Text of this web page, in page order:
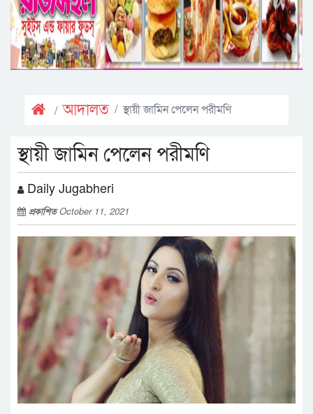
আদালত স্থায়ী জামিন পেলেন পরীমণি
স্থায়ী জামিন পেলেন পরীমণি
Daily Jugabheri
প্রকাশিতOctober 11, 2021